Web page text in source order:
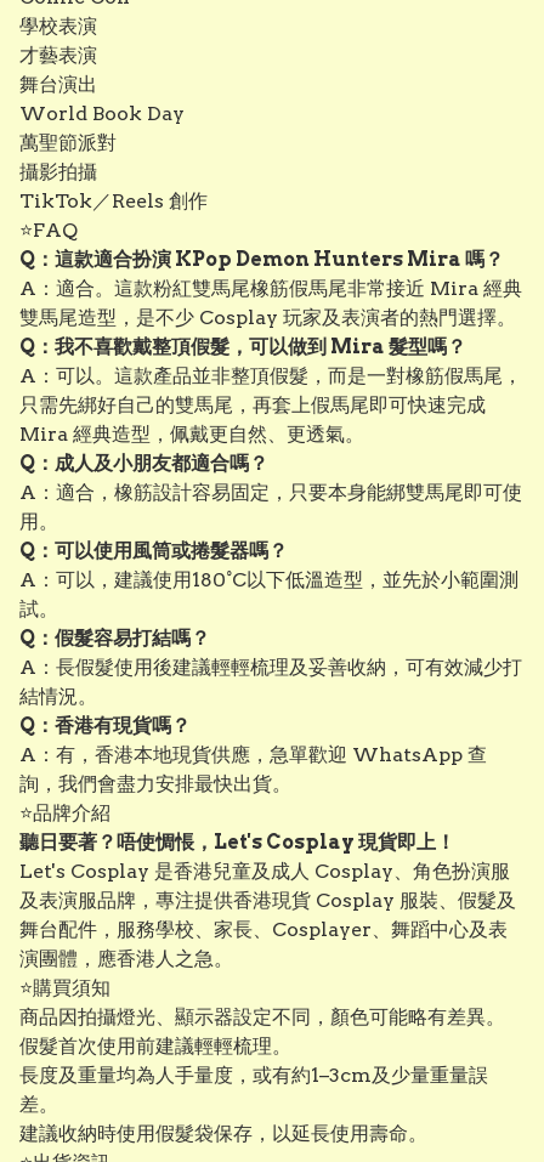
學校表演
才藝表演
舞台演出
World Book Day
萬聖節派對
攝影拍攝
TikTok／Reels 創作
⭐FAQ
Q：這款適合扮演 KPop Demon Hunters Mira 嗎？
A：適合。這款粉紅雙馬尾橡筋假馬尾非常接近 Mira 經典
雙馬尾造型，是不少 Cosplay 玩家及表演者的熱門選擇。
Q：我不喜歡戴整頂假髮，可以做到 Mira 髮型嗎？
A：可以。這款產品並非整頂假髮，而是一對橡筋假馬尾，
只需先綁好自己的雙馬尾，再套上假馬尾即可快速完成
Mira 經典造型，佩戴更自然、更透氣。
Q：成人及小朋友都適合嗎？
A：適合，橡筋設計容易固定，只要本身能綁雙馬尾即可使
用。
Q：可以使用風筒或捲髮器嗎？
A：可以，建議使用180°C以下低溫造型，並先於小範圍測
試。
Q：假髮容易打結嗎？
A：長假髮使用後建議輕輕梳理及妥善收納，可有效減少打
結情況。
Q：香港有現貨嗎？
A：有，香港本地現貨供應，急單歡迎 WhatsApp 查
詢，我們會盡力安排最快出貨。
⭐品牌介紹
聽日要著？唔使惆悵，Let's Cosplay 現貨即上！
Let's Cosplay 是香港兒童及成人 Cosplay、角色扮演服
及表演服品牌，專注提供香港現貨 Cosplay 服裝、假髮及
舞台配件，服務學校、家長、Cosplayer、舞蹈中心及表
演團體，應香港人之急。
⭐購買須知
商品因拍攝燈光、顯示器設定不同，顏色可能略有差異。
假髮首次使用前建議輕輕梳理。
長度及重量均為人手量度，或有約1–3cm及少量重量誤
差。
建議收納時使用假髮袋保存，以延長使用壽命。